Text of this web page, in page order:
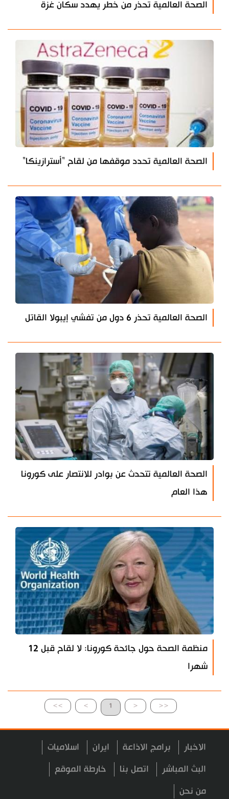
الصحة العالمية تحذر من خطر يهدد سكان غزة
الصحة العالمية تحدد موقفها من لقاح "أسترازينكا"
الصحة العالمية تحذر 6 دول من تفشي إيبولا القاتل
الصحة العالمية تتحدث عن بوادر للانتصار على كورونا
هذا العام
منظمة الصحة حول جائحة كورونا: لا لقاح قبل 12
شهرا
>> > 1 < <<
الاخبار برامج الاذاعة ايران اسلاميات
البث المباشر اتصل بنا خارطة الموقع
من نحن